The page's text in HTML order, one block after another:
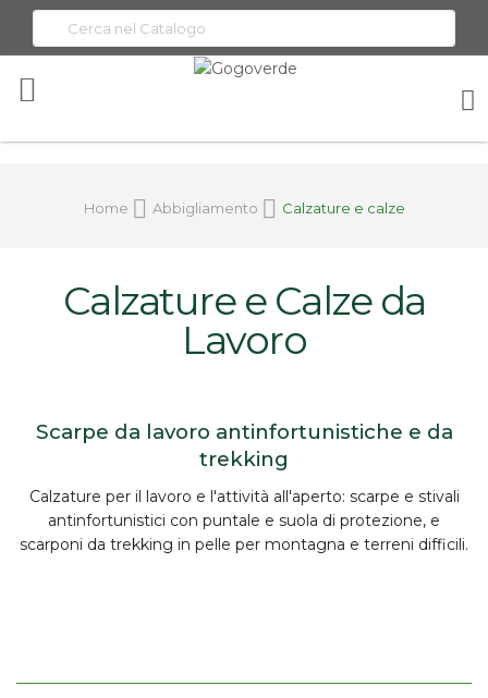
Home Abbigliamento Calzature e calze
Calzature e Calze da
Lavoro
Scarpe da lavoro antinfortunistiche e da
trekking
Calzature per il lavoro e l'attività all'aperto: scarpe e stivali
antinfortunistici con puntale e suola di protezione, e
scarponi da trekking in pelle per montagna e terreni difficili.